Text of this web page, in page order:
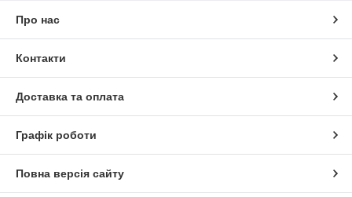
Про нас
Контакти
Доставка та оплата
Графік роботи
Повна версія сайту